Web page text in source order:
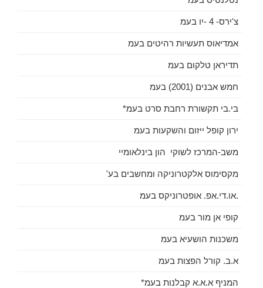
צ'ירס- 4 -יו בעמ
אמדיאוס תעשיות רהיטים בעמ
תדיראן טלקום בעמ
חמש אבנים (2001) בעמ
בי.בי תקשורת רחבת סרט בעמ*
ירון קופל ייזום והשקעות בעמ
משב-המרכז לשוקי הון בינלאומיי
מקסימוס אלקטרוניקה ומחשבים בע'
.או.די.אפ. אופטרוניקס בעמ
קופי אן מור בעמ
משכנות הושעיא בעמ
א.ב. קורל הפצות בעמ
המניף א.א.א קבלנות בעמ*